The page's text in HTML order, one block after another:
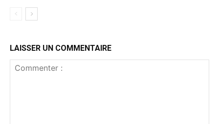
LAISSER UN COMMENTAIRE